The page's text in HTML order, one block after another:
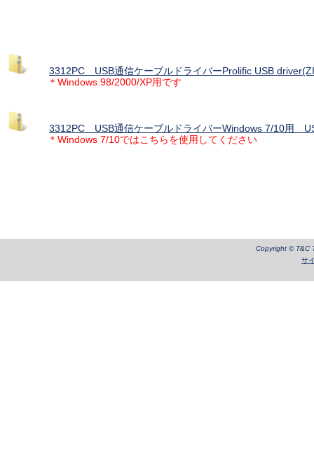
3312PC USB通信ケーブルドライバーProlific USB
＊Windows 98/2000/XP用です
3312PC USB通信ケーブルドライバーWindows 7/10用
＊Windows 7/10ではこちらを使用してください
Copyright © T&C
サ